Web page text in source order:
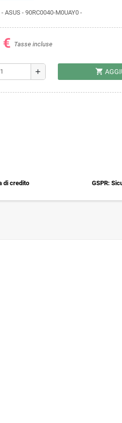
ASUS - 90RC0040-M0UAY0 -
Tasse incluse
add shopping_cart
di credito GSPR: